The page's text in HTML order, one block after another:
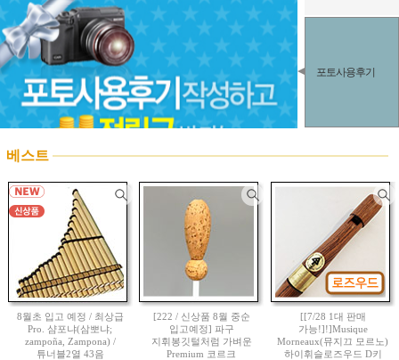
포토사용후기
베스트
8월초 입고 예정 / 최상급
Pro. 샴포냐(삼뽀냐;
zampoña, Zampona) /
튜너블2열 43음
[222 / 신상품 8월 중순
입고예정] 파구
지휘봉깃털처럼 가벼운
Premium 코르크
[[7/28 1대 판매
가능!]!]Musique
Morneaux(뮤지끄 모르노)
하이휘슬로즈우드 D키